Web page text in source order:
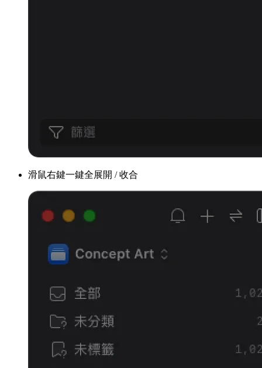
滑鼠右鍵一鍵全展開 / 收合